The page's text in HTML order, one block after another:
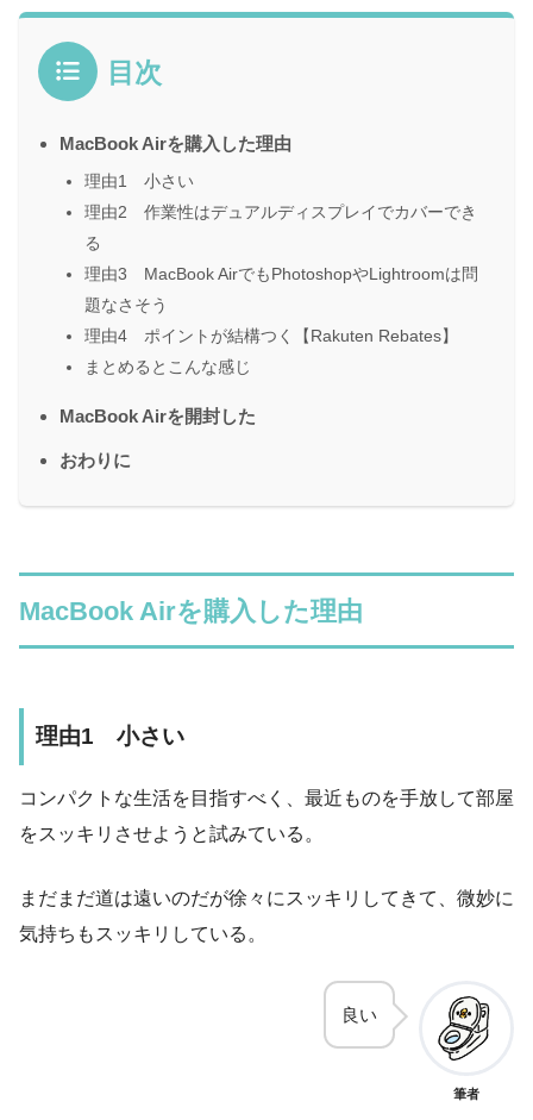
目次
MacBook Airを購入した理由
理由1 小さい
理由2 作業性はデュアルディスプレイでカバーでき
る
理由3 MacBook AirでもPhotoshopやLightroomは問
題なさそう
理由4 ポイントが結構つく【Rakuten Rebates】
まとめるとこんな感じ
MacBook Airを開封した
おわりに
MacBook Airを購入した理由
理由1 小さい
コンパクトな生活を目指すべく、最近ものを手放して部屋
をスッキリさせようと試みている。
まだまだ道は遠いのだが徐々にスッキリしてきて、微妙に
気持ちもスッキリしている。
良い
筆者